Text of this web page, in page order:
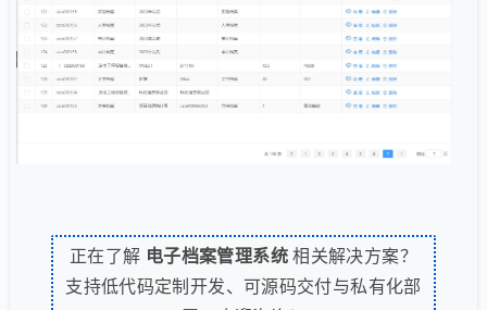
正在了解 电子档案管理系统相关解决方案？
支持低代码定制开发、可源码交付与私有化部